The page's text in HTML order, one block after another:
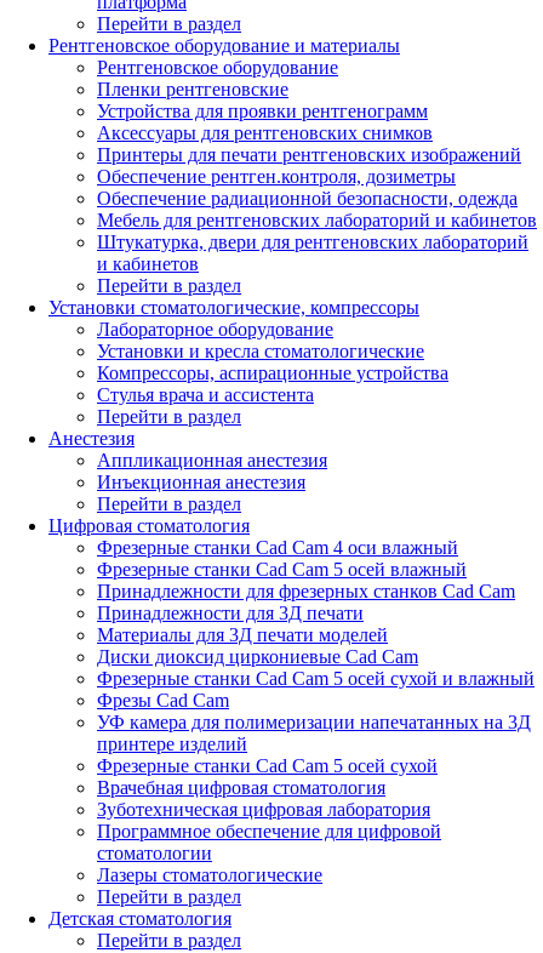
Перейти в раздел
Рентгеновское оборудование и материалы
Рентгеновское оборудование
Пленки рентгеновские
Устройства для проявки рентгенограмм
Аксессуары для рентгеновских снимков
Принтеры для печати рентгеновских изображений
Обеспечение рентген.контроля, дозиметры
Обеспечение радиационной безопасности, одежда
Мебель для рентгеновских лабораторий и кабинетов
Штукатурка, двери для рентгеновских лабораторий
и кабинетов
Перейти в раздел
Установки стоматологические, компрессоры
Лабораторное оборудование
Установки и кресла стоматологические
Компрессоры, аспирационные устройства
Стулья врача и ассистента
Перейти в раздел
Анестезия
Аппликационная анестезия
Инъекционная анестезия
Перейти в раздел
Цифровая стоматология
Фрезерные станки Cad Cam 4 оси влажный
Фрезерные станки Cad Cam 5 осей влажный
Принадлежности для фрезерных станков Cad Cam
Принадлежности для 3Д печати
Материалы для 3Д печати моделей
Диски диоксид циркониевые Cad Cam
Фрезерные станки Cad Cam 5 осей сухой и влажный
Фрезы Cad Cam
УФ камера для полимеризации напечатанных на 3Д
принтере изделий
Фрезерные станки Cad Cam 5 осей сухой
Врачебная цифровая стоматология
Зуботехническая цифровая лаборатория
Программное обеспечение для цифровой
стоматологии
Лазеры стоматологические
Перейти в раздел
Детская стоматология
Перейти в раздел